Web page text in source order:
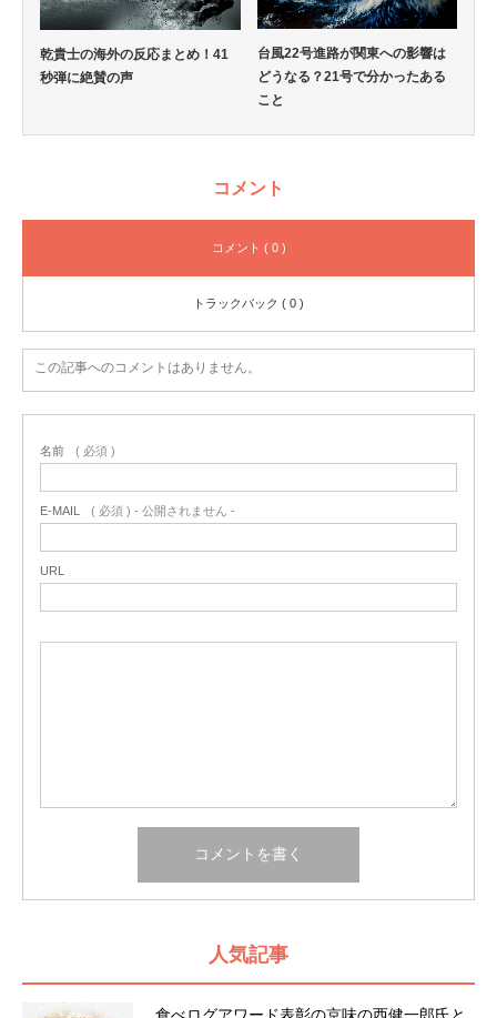
乾貴士の海外の反応まとめ！41
秒弾に絶賛の声
台風22号進路が関東への影響は
どうなる？21号で分かったある
こと
コメント
コメント ( 0 )
トラックバック ( 0 )
この記事へのコメントはありません。
名前 ( 必須 )
E-MAIL ( 必須 ) - 公開されません -
URL
人気記事
食べログアワード表彰の京味の西健一郎氏と